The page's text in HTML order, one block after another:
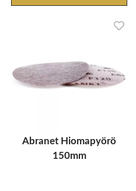
Abranet Hiomapyörö
150mm